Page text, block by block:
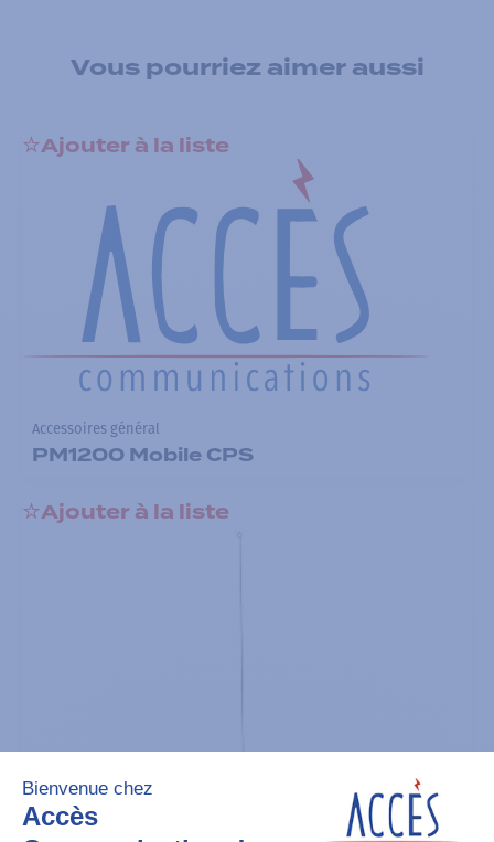
Vous pourriez aimer aussi
Ajouter à la liste
Accessoires général
PM1200 Mobile CPS
Ajouter à la liste